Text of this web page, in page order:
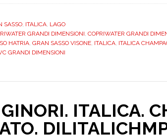
,ITALICA,LAGO
GRANDI DIMENSIONI,COPRIWATER GRANDI
HATRIA,GRAN SASSO VISONE,ITALICA,ITALICA
GRANDI DIMENSIONI
ITALICA.